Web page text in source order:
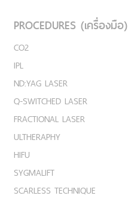
PROCEDURES (เครื่องมือ)
CO2
IPL
ND:YAG LASER
Q-SWITCHED LASER
FRACTIONAL LASER
ULTHERAPHY
HIFU
SYGMALIFT
SCARLESS TECHNIQUE